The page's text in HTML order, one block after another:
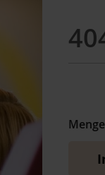
Menge